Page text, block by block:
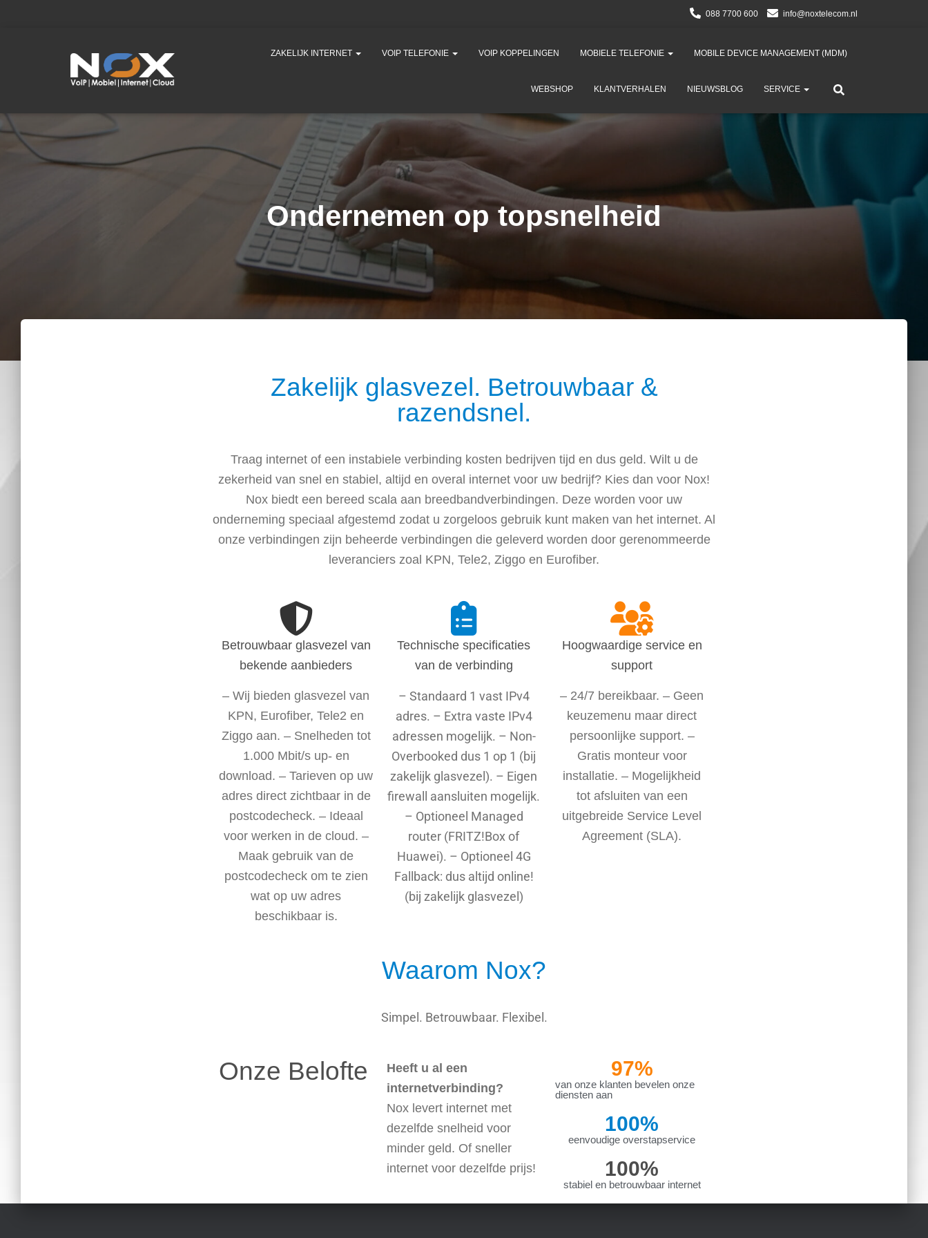
088 7700 600 info@noxtelecom.nl
ZAKELIJK INTERNET VOIP TELEFONIE VOIP KOPPELINGEN MOBIELE TELEFONIE MOBILE DEVICE MANAGEMENT (MDM)​
WEBSHOP KLANTVERHALEN NIEUWSBLOG SERVICE
Ondernemen op topsnelheid
Zakelijk glasvezel. Betrouwbaar &
razendsnel.
Traag internet of een instabiele verbinding kosten bedrijven tijd en dus geld. Wilt u de
zekerheid van snel en stabiel, altijd en overal internet voor uw bedrijf? Kies dan voor Nox!
Nox biedt een bereed scala aan breedbandverbindingen. Deze worden voor uw
onderneming speciaal afgestemd zodat u zorgeloos gebruik kunt maken van het internet. Al
onze verbindingen zijn beheerde verbindingen die geleverd worden door gerenommeerde
leveranciers zoal KPN, Tele2, Ziggo en Eurofiber.
Betrouwbaar glasvezel van
bekende aanbieders
– Wij bieden glasvezel van
KPN, Eurofiber, Tele2 en
Ziggo aan. – Snelheden tot
1.000 Mbit/s up- en
download. – Tarieven op uw
adres direct zichtbaar in de
postcodecheck. – Ideaal
voor werken in de cloud. –
Maak gebruik van de
postcodecheck om te zien
wat op uw adres
beschikbaar is.​
Technische specificaties
van de verbinding
– Standaard 1 vast IPv4
adres. – Extra vaste IPv4
adressen mogelijk. – Non-
Overbooked dus 1 op 1 (bij
zakelijk glasvezel). – Eigen
firewall aansluiten mogelijk.
– Optioneel Managed
router (FRITZ!Box of
Huawei). – Optioneel 4G
Fallback: dus altijd online!
(bij zakelijk glasvezel)
Hoogwaardige service en
support
– 24/7 bereikbaar. – Geen
keuzemenu maar direct
persoonlijke support. –
Gratis monteur voor
installatie. – Mogelijkheid
tot afsluiten van een
uitgebreide Service Level
Agreement (SLA).
Waarom Nox?
Simpel. Betrouwbaar. Flexibel.
Onze Belofte
Heeft u al een
internetverbinding?
Nox levert internet met
dezelfde snelheid voor
minder geld. Of sneller
internet voor dezelfde prijs!
van onze klanten bevelen onze
diensten aan
97%
eenvoudige overstapservice
100%
stabiel en betrouwbaar internet
100%